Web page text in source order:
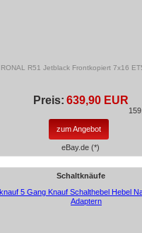
R51 Jetblack Frontkopiert 7x16
Preis: 639,90 EUR
zum Angebot
eBay.de (*)
Schaltknäufe